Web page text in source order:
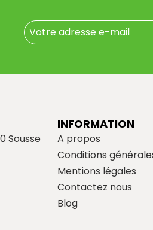
Sousse
INFORMATION
A propos
Conditions
Mentions légales
Contactez nous
Blog